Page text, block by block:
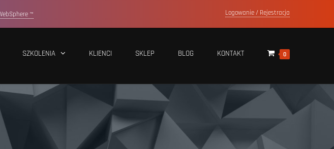
™ Logowanie / Rejestracja
0
SZKOLENIA KLIENCI SKLEP BLOG KONTAKT